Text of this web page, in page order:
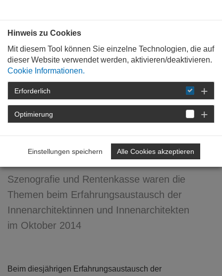
STARTSEITE
DETAIL
Innenarchitekten in Trier
Szenografie und Rentenkasse waren die
Themen beim Erfahrungsaustausch der
Innenarchitektinnen und Innenarchitekten
im Oktober 2014
Beim diesjährigen Erfahrungsaustausch der
Hinweis zu Cookies
Mit diesem Tool können Sie einzelne Technologien, die auf
dieser Website verwendet werden, aktivieren/deaktivieren.
Cookie Informationen.
Erforderlich
Optimierung
Einstellungen speichern Alle Cookies akzeptieren